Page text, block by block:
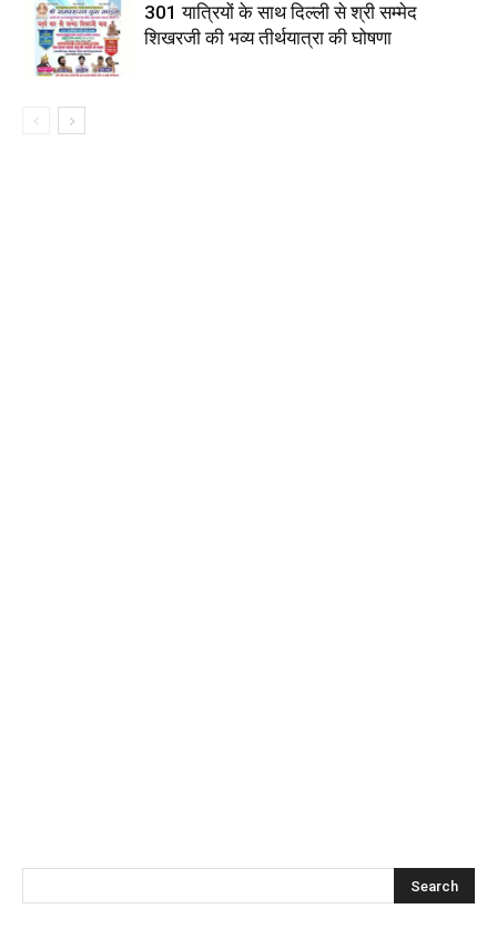
301 यात्रियों के साथ दिल्ली से श्री सम्मेद
शिखरजी की भव्य तीर्थयात्रा की घोषणा